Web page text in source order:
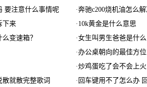
要注意什么事情呢 ·奔驰c200烧机油怎么
下来 · 10k黄金是什么意思
变速箱？ ·女生叫男生爸爸是什
·办公桌朝向的最佳方
·炒鸡蛋吃了会不会上
就散完整歌词 · 回车键用不了怎么办